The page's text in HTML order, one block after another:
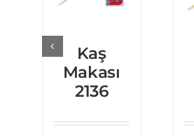
Kaş
Makası
2136